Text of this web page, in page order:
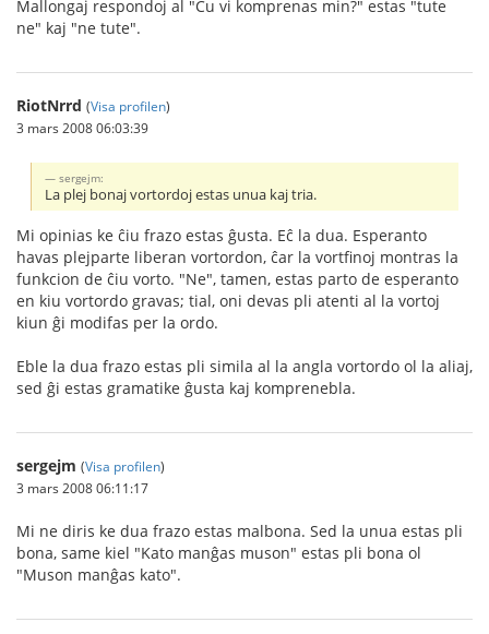
Mallongaj respondoj al "Ĉu vi komprenas min?" estas "tute
ne" kaj "ne tute".
RiotNrrd (Visa profilen)
3 mars 2008 06:03:39
sergejm:
La plej bonaj vortordoj estas unua kaj tria.
Mi opinias ke ĉiu frazo estas ĝusta. Eĉ la dua. Esperanto
havas plejparte liberan vortordon, ĉar la vortfinoj montras la
funkcion de ĉiu vorto. "Ne", tamen, estas parto de esperanto
en kiu vortordo gravas; tial, oni devas pli atenti al la vortoj
kiun ĝi modifas per la ordo.
Eble la dua frazo estas pli simila al la angla vortordo ol la aliaj,
sed ĝi estas gramatike ĝusta kaj komprenebla.
sergejm (Visa profilen)
3 mars 2008 06:11:17
Mi ne diris ke dua frazo estas malbona. Sed la unua estas pli
bona, same kiel "Kato manĝas muson" estas pli bona ol
"Muson manĝas kato".